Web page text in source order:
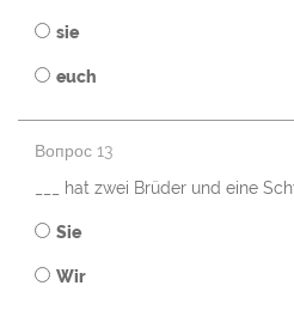
sie
euch
Вопрос 13
___ hat zwei Brüder und eine
Sie
Wir